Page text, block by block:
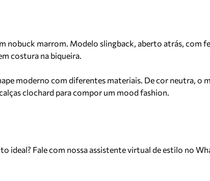
nobuck marrom. Modelo slingback, aberto atrás, com
costura na biqueira.
moderno com diferentes materiais. De cor neutra, o
clochard para compor um mood fashion.
ideal? Fale com nossa assistente virtual de estilo no